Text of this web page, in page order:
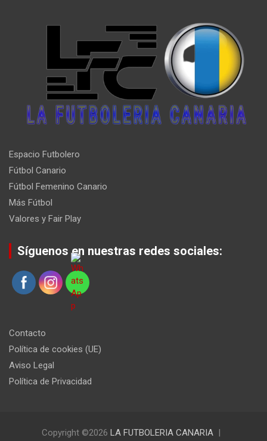
Espacio Futbolero
Fútbol Canario
Fútbol Femenino Canario
Más Fútbol
Valores y Fair Play
Síguenos en nuestras redes sociales:
Contacto
Política de cookies (UE)
Aviso Legal
Política de Privacidad
Copyright ©2026 LA FUTBOLERIA CANARIA